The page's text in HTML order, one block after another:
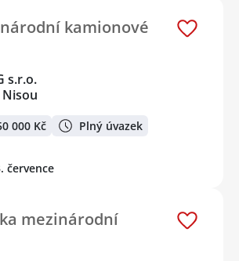
kamionové
s.r.o.
Nisou
000 Kč Plný úvazek
července
mezinárodní